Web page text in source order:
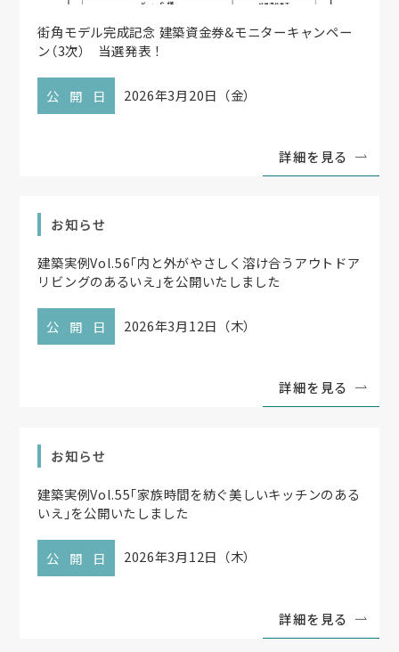
街角モデル完成記念 建築資金券&モニターキャンペー
ン（3次） 当選発表！
公開日 2026年3月20日（金）
詳細を見る
お知らせ
建築実例Vol.56「内と外がやさしく溶け合うアウトドア
リビングのあるいえ 」を公開いたしました
公開日 2026年3月12日（木）
詳細を見る
お知らせ
建築実例Vol.55「家族時間を紡ぐ美しいキッチンのある
いえ 」を公開いたしました
公開日 2026年3月12日（木）
詳細を見る